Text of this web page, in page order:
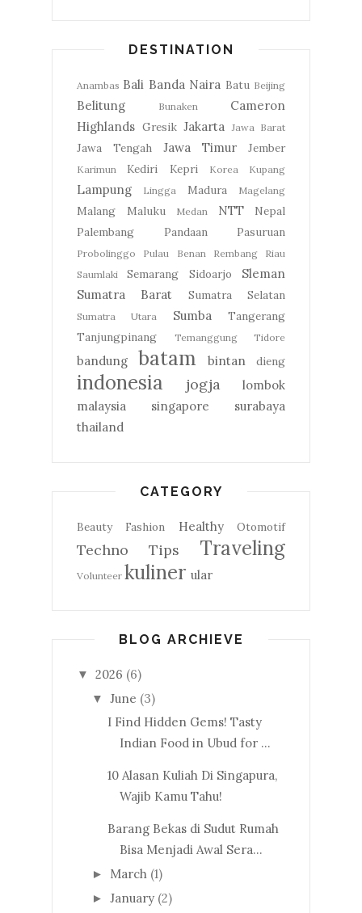
DESTINATION
Anambas Bali Banda Naira Batu Beijing
Belitung Bunaken
Cameron
Highlands Gresik Jakarta Jawa Barat
Jawa Tengah Jawa Timur Jember
Karimun Kediri Kepri Korea Kupang
Lampung Lingga Madura Magelang
Malang Maluku Medan NTT
Nepal
Palembang
Pandaan Pasuruan
Probolinggo Pulau Benan Rembang
Riau
Saumlaki
Semarang Sidoarjo
Sleman
Sumatra Barat
Sumatra Selatan
Sumatra Utara Sumba
Tangerang
Tanjungpinang
Temanggung Tidore
bandung batam bintan dieng
indonesia jogja
lombok
malaysia
singapore
surabaya
thailand
CATEGORY
Beauty Fashion Healthy Otomotif
Techno Tips Traveling
Volunteer kuliner ular
BLOG ARCHIEVE
▼ 2026 (6)
▼ June (3)
I Find Hidden Gems! Tasty
Indian Food in Ubud for ...
10 Alasan Kuliah Di Singapura,
Wajib Kamu Tahu!
Barang Bekas di Sudut Rumah
Bisa Menjadi Awal Sera...
► March (1)
► January (2)